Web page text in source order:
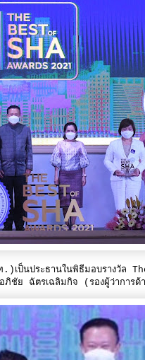
.)เป็นประธานในพิธีมอบรางวั
ชัย ฉัตรเฉลิมกิจ (รองผู้ว่าการ